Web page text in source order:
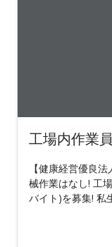
工場内作業員
【健康経営優良
械作業はなし! 工
バイト)を募集! 私